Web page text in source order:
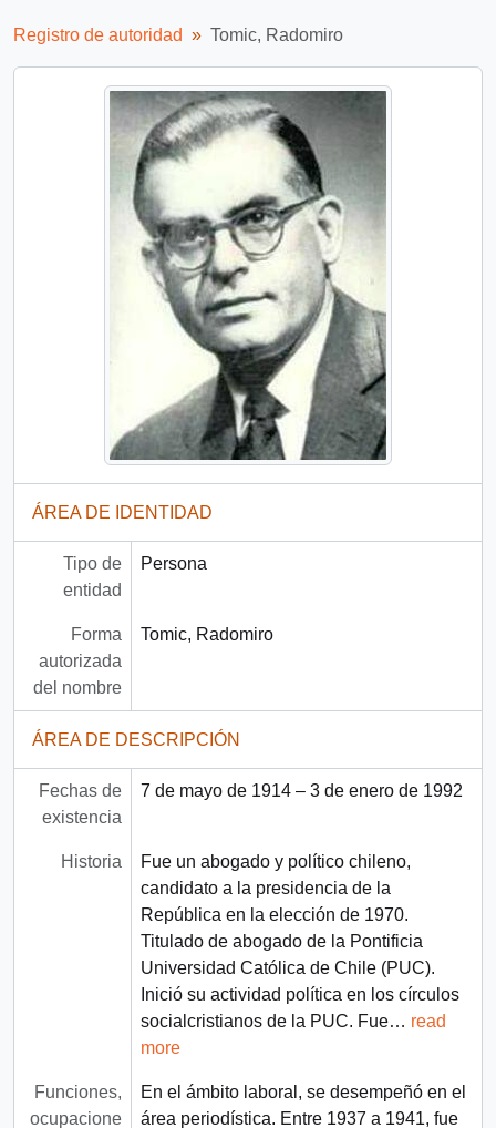
Registro de autoridad Tomic, Radomiro
ÁREA DE IDENTIDAD
Tipo de
entidad
Persona
Forma
autorizada
del nombre
Tomic, Radomiro
ÁREA DE DESCRIPCIÓN
Fechas de
existencia
7 de mayo de 1914 – 3 de enero de 1992
Historia
Fue un abogado y político chileno,
candidato a la presidencia de la
República en la elección de 1970.
Titulado de abogado de la Pontificia
Universidad Católica de Chile (PUC).
Inició su actividad política en los círculos
socialcristianos de la PUC. Fue… read
more
Funciones,
ocupacione
En el ámbito laboral, se desempeñó en el
área periodística. Entre 1937 a 1941, fue